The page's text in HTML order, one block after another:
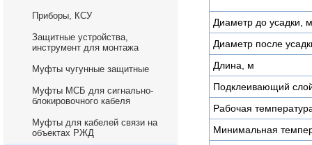
Приборы, КСУ
Защитные устройства,
инструмент для монтажа
Муфты чугунные защитные
Муфты МСБ для сигнально-
блокировочного кабеля
Муфты для кабелей связи на
объектах РЖД
Диаметр до усадки,
Диаметр после
Длина, м
Подклеивающий
Рабочая
Минимальная